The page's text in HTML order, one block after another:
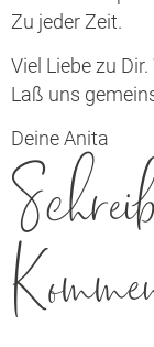
Zu jeder Zeit.
Viel Liebe zu
Laß uns
Deine Anita